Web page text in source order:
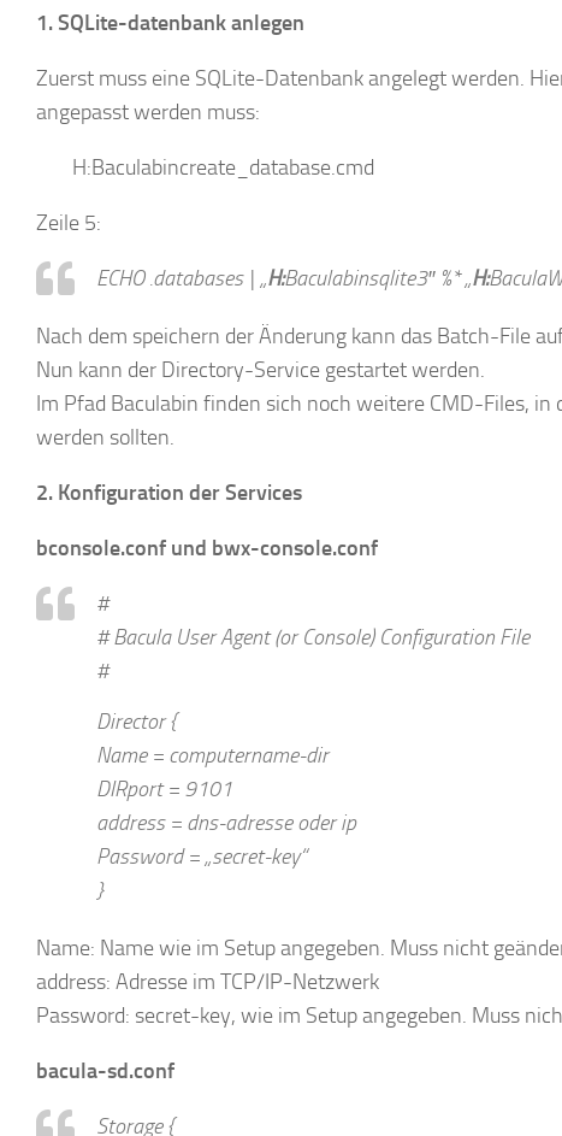
1. SQLite-datenbank anlegen
Zuerst muss eine SQLite-Datenbank angelegt werden.
angepasst werden muss:
H:Baculabincreate_database.cmd
Zeile 5:
ECHO .databases | „H:Baculabinsqlite3″ %* „H:
Nach dem speichern der Änderung kann das Batch-File
Nun kann der Directory-Service gestartet werden.
Im Pfad Baculabin finden sich noch weitere CMD-Files,
werden sollten.
2. Konfiguration der Services
bconsole.conf und bwx-console.conf
#
# Bacula User Agent (or Console) Configuration File
#
Director {
Name = computername-dir
DIRport = 9101
address = dns-adresse oder ip
Password = „secret-key“
}
Name: Name wie im Setup angegeben. Muss nicht
address: Adresse im TCP/IP-Netzwerk
Password: secret-key, wie im Setup angegeben. Muss
bacula-sd.conf
Storage {